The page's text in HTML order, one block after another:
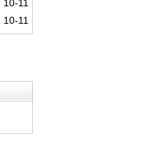
10-11
10-11